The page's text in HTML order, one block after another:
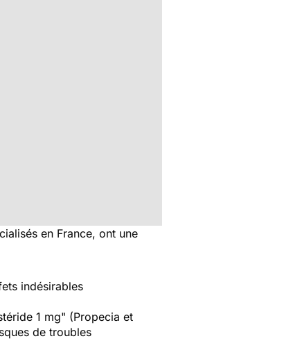
en France, ont une
indésirables
1 mg" (Propecia et
de troubles